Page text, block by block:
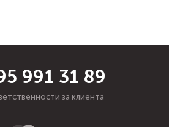
991 31 89
за клиента